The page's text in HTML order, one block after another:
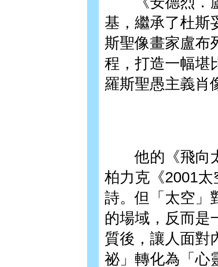
基，繼承了杜斯
斯聖像畫家盧布
程，打造一幅堪
羅斯聖愚主義肖
他的《飛向太
柏力克《2001
詩。但「太空」
的場域，反而是
質後，讓人面對
祕」轉化為「心